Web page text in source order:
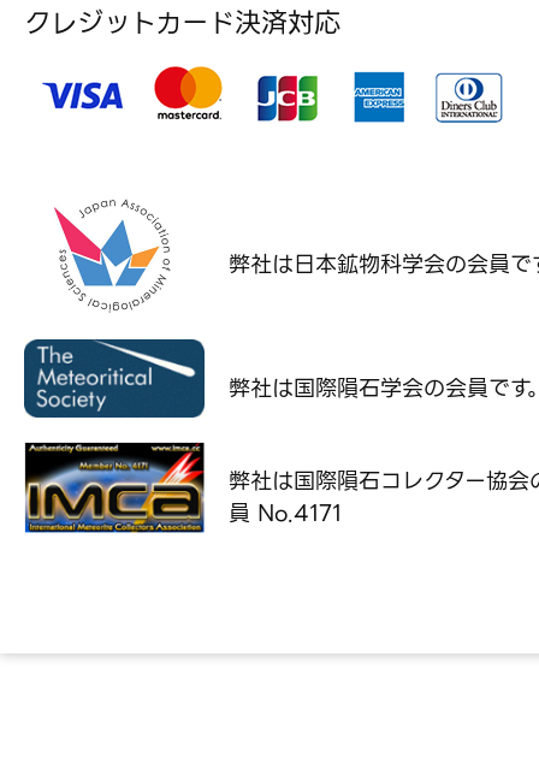
クレジットカード決済対応
弊社は日本鉱物科学会の会員で
弊社は国際隕石学会の会員です
弊社は国際隕石コレクター協会
員 No.4171